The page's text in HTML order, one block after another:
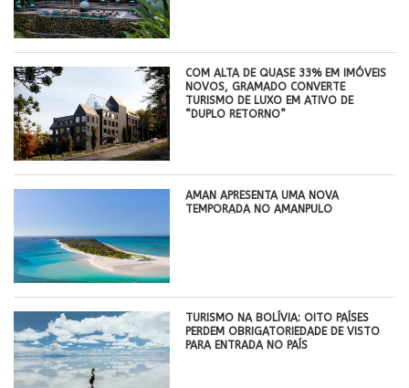
COM ALTA DE QUASE 33% EM IMÓVEIS
NOVOS, GRAMADO CONVERTE
TURISMO DE LUXO EM ATIVO DE
“DUPLO RETORNO”
AMAN APRESENTA UMA NOVA
TEMPORADA NO AMANPULO
TURISMO NA BOLÍVIA: OITO PAÍSES
PERDEM OBRIGATORIEDADE DE VISTO
PARA ENTRADA NO PAÍS